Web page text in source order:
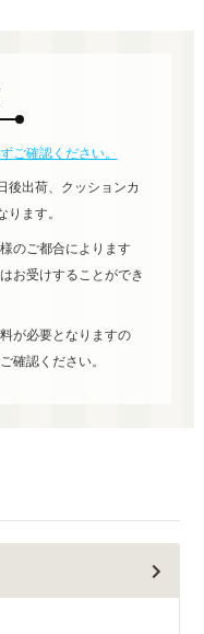
ご確認ください。
後出荷、クッションカ
ます。
のご都合によります
お受けすることができ
が必要となりますの
確認ください。